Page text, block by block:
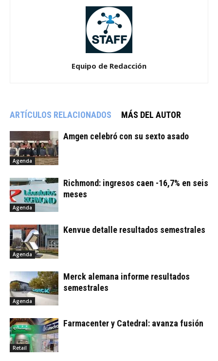
Equipo de Redacción
ARTÍCULOS RELACIONADOS MÁS DEL AUTOR
Agenda
Amgen celebró con su sexto asado
Agenda
Richmond: ingresos caen -16,7% en seis
meses
Agenda
Kenvue detalle resultados semestrales
Agenda
Merck alemana informe resultados
semestrales
Retail
Farmacenter y Catedral: avanza fusión